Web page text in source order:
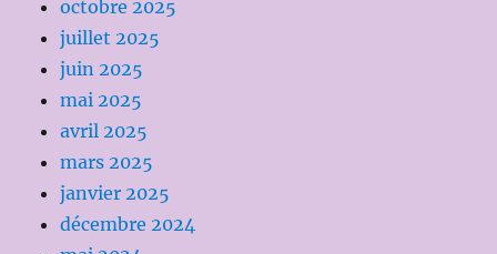
octobre 2025
juillet 2025
juin 2025
mai 2025
avril 2025
mars 2025
janvier 2025
décembre 2024